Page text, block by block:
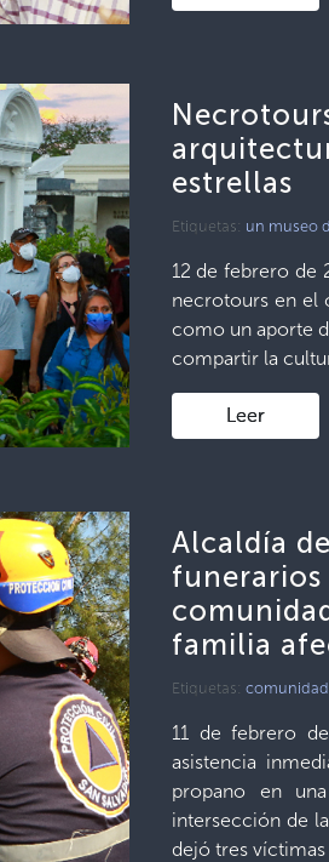
estrellas
Etiquetas: un museo
12 de febrero de
necrotours en el
como un aporte
compartir la
Leer
Alcaldía
funerarios
familia
Etiquetas:
11 de febrero
asistencia
propano en
intersección de
dejó tres